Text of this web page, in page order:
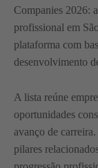
Companies 2026:
profissional em
plataforma com
desenvolvimento
A lista reúne
oportunidades
avanço de
pilares